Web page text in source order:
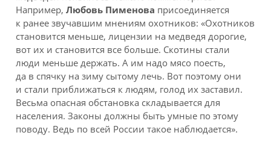
Например,Любовь Пименова присоединяется
к ранее звучавшим мнениям охотников: «Охотников
становится меньше, лицензии на медведя дорогие,
вот их и становится все больше. Скотины стали
люди меньше держать. А им надо мясо поесть,
да в спячку на зиму сытому лечь. Вот поэтому они
и стали приближаться к людям, голод их заставил.
Весьма опасная обстановка складывается для
населения. Законы должны быть умные по этому
поводу. Ведь по всей России такое наблюдается».